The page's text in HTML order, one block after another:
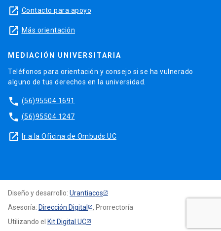
launch Contacto para apoyo
launch Más orientación
MEDIACIÓN UNIVERSITARIA
Teléfonos para orientación y consejo si se ha vulnerado
alguno de tus derechos en la universidad.
phone (56)95504 1691
phone (56)95504 1247
launch Ir a la Oficina de Ombuds UC
Diseño y desarrollo: Urantiacos
Asesoría: Dirección Digital
, Prorrectoría
Utilizando el Kit Digital UC